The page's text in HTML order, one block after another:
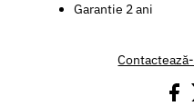
Garantie 2 ani